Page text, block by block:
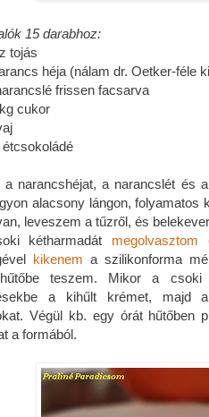
15 darabhoz:
tojás
héja (nálam dr. Oetker-féle
frissen facsarva
cukor
a narancshéjat, a narancslét és
alacsony lángon,
leveszem a tűzről, és
kétharmadát megolvasztom
kikenem a szilikonforma
teszem. Mikor a csoki
a kihűlt krémet, majd
Végül kb. egy órát hűtőben
a formából.